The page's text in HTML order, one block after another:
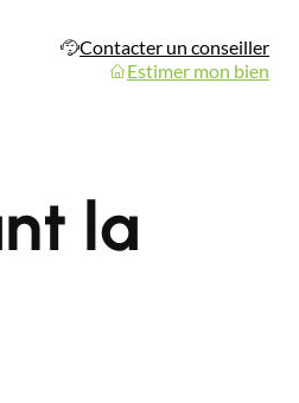
Contacter un conseiller
Estimer mon bien
la